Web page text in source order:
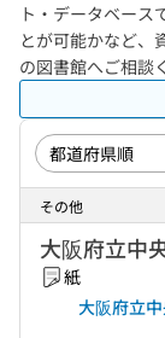
ト・データベース
とが可能かなど、
の図書館へご相談
その他
大阪府立中
紙
大阪府立